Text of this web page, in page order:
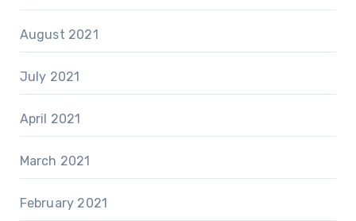
August 2021
July 2021
April 2021
March 2021
February 2021